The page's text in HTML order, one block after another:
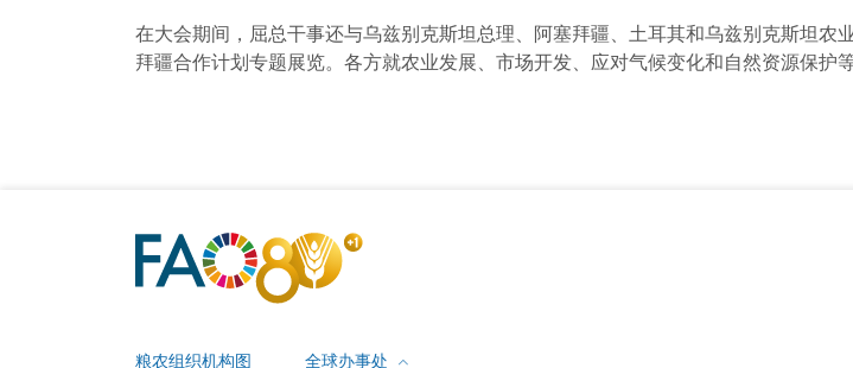
在大会期间，屈总干事还与乌兹别克斯坦总理、阿塞拜疆、土耳其和乌兹别克斯坦
拜疆合作计划专题展览。各方就农业发展、市场开发、应对气候变化和自然资源保护
粮农组织机构图 全球办事处